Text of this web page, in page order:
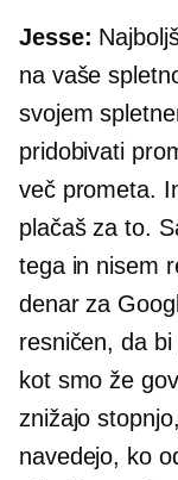
Jesse:
na vaše
svojem
pridobivati
več prometa.
plačaš za to.
tega in nisem
denar za
resničen, da
kot smo že
znižajo
navedejo, ko